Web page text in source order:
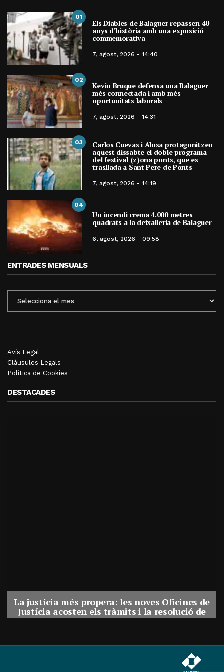
01
Els Diables de Balaguer repassen 40
anys d’història amb una exposició
commemorativa
7, agost, 2026 - 14:40
02
Kevin Bruque defensa una Balaguer
més connectada i amb més
oportunitats laborals
7, agost, 2026 - 14:31
03 Carlos Cuevas i Alosa protagonitzen
aquest dissabte el doble programa
del festival (z)ona ponts, que es
trasllada a Sant Pere de Ponts
7, agost, 2026 - 14:19
04
Un incendi crema 4.000 metres
quadrats a la deixalleria de Balaguer
6, agost, 2026 - 09:58
ENTRADES MENSUALS
MENSUALS
Avís Legal
Clàusules Legals
Política de Cookies
DESTACADES
La justícia més propera: les noves Oficines de
Justícia acosten els tràmits i la resolució de
conflictes als municipis de Catalunya